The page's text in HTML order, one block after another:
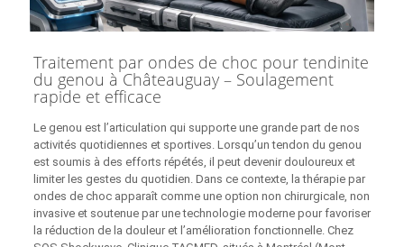
Traitement par ondes de choc pour tendinite
du genou à Châteauguay – Soulagement
rapide et efficace
Le genou est l’articulation qui supporte une grande part de nos
activités quotidiennes et sportives. Lorsqu’un tendon du genou
est soumis à des efforts répétés, il peut devenir douloureux et
limiter les gestes du quotidien. Dans ce contexte, la thérapie par
ondes de choc apparaît comme une option non chirurgicale, non
invasive et soutenue par une technologie moderne pour favoriser
la réduction de la douleur et l’amélioration fonctionnelle. Chez